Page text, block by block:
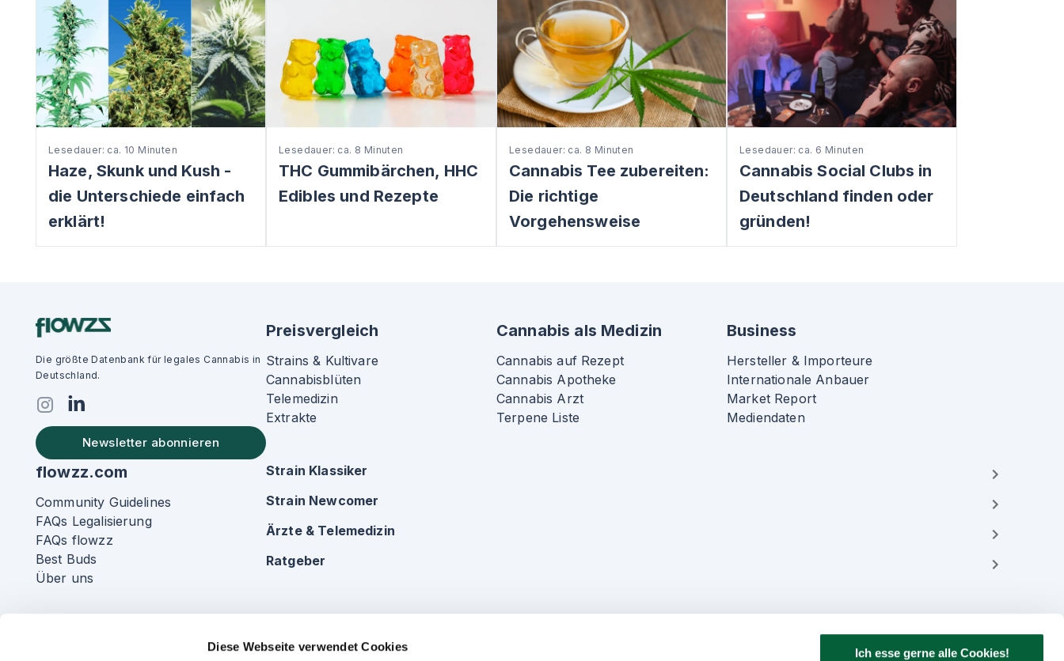
Diese Webseite verwendet Cookies Ich esse gerne alle Cookies!
Lesedauer: ca. 10 Minuten
Haze, Skunk und Kush -
die Unterschiede einfach
erklärt!
Lesedauer: ca. 8 Minuten
THC Gummibärchen, HHC
Edibles und Rezepte
Lesedauer: ca. 8 Minuten
Cannabis Tee zubereiten:
Die richtige
Vorgehensweise
Lesedauer: ca. 6 Minuten
Cannabis Social Clubs in
Deutschland finden oder
gründen!
Die größte Datenbank für legales Cannabis in
Deutschland.
Newsletter abonnieren
Preisvergleich
Strains & Kultivare
Cannabisblüten
Telemedizin
Extrakte
Cannabis als Medizin
Cannabis auf Rezept
Cannabis Apotheke
Cannabis Arzt
Terpene Liste
Business
Hersteller & Importeure
Internationale Anbauer
Market Report
Mediendaten
flowzz.com
Community Guidelines
FAQs Legalisierung
FAQs flowzz
Best Buds
Über uns
Strain Klassiker
Strain Newcomer
Ärzte & Telemedizin
Ratgeber